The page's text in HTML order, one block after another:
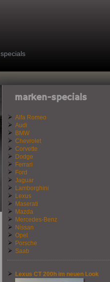
specials
marken-specials
Alfa Romeo
Audi
BMW
Chevrolet
Corvette
Dodge
Ferrari
Ford
Jaguar
Lamborghini
Lexus
Maserati
Mazda
Mercedes-Benz
Nissan
Opel
Porsche
Saab
Lexus CT 200h im neuen Look